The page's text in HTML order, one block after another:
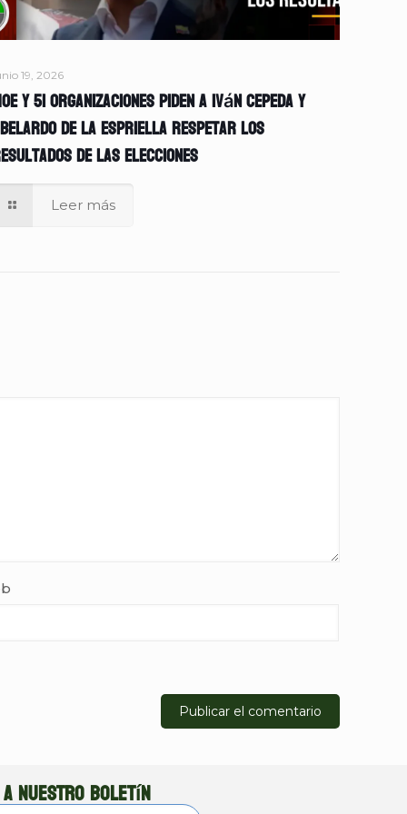
19, 2026
y 51 organizaciones piden a Iván Cepeda y
de la Espriella respetar los
de las elecciones
Leer más
nuestro boletín